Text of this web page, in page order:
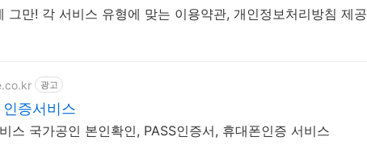
그만! 각 서비스 유형에 맞는 이용약관, 개인정보처리방침 제공
광고
증서비스
스 국가공인 본인확인, PASS인증서, 휴대폰인증 서비스